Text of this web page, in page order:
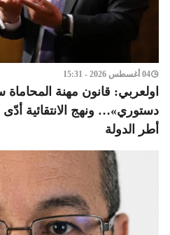
04 أغسطس 2026 - 15:31
اولعربي: قانون مهنة
دستوري»… ونهج الانتقائية
أطر الدولة